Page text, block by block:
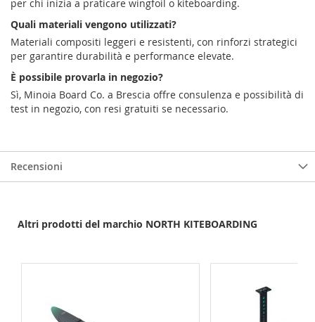
per chi inizia a praticare wingfoil o kiteboarding.
Quali materiali vengono utilizzati?
Materiali compositi leggeri e resistenti, con rinforzi strategici
per garantire durabilità e performance elevate.
È possibile provarla in negozio?
Sì, Minoia Board Co. a Brescia offre consulenza e possibilità di
test in negozio, con resi gratuiti se necessario.
Recensioni
Altri prodotti del marchio NORTH KITEBOARDING